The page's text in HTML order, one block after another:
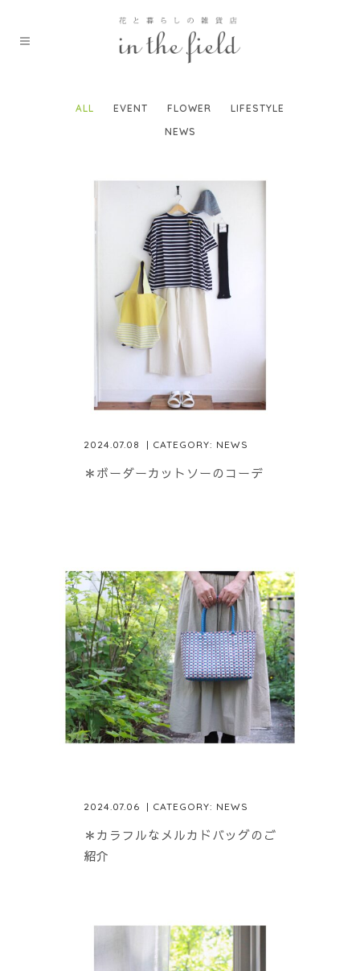
ALL EVENT FLOWER
LIFESTYLE
NEWS
2024.07.08 | CATEGORY: NEWS
＊ボーダーカットソーのコーデ
2024.07.06 | CATEGORY: NEWS
＊カラフルなメルカドバッグのご
紹介